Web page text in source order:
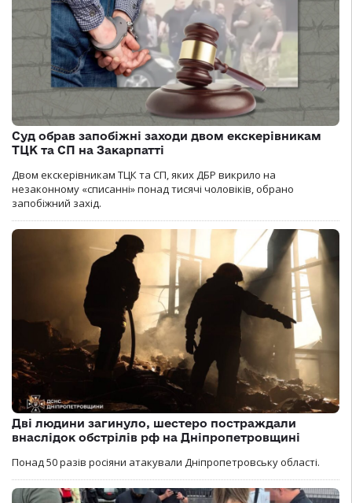
Суд обрав запобіжні заходи двом екскерівникам
ТЦК та СП на Закарпатті
Двом екскерівникам ТЦК та СП, яких ДБР викрило на
незаконному «списанні» понад тисячі чоловіків, обрано
запобіжний захід.
Дві людини загинуло, шестеро постраждали
внаслідок обстрілів рф на Дніпропетровщині
Понад 50 разів росіяни атакували Дніпропетровську області.